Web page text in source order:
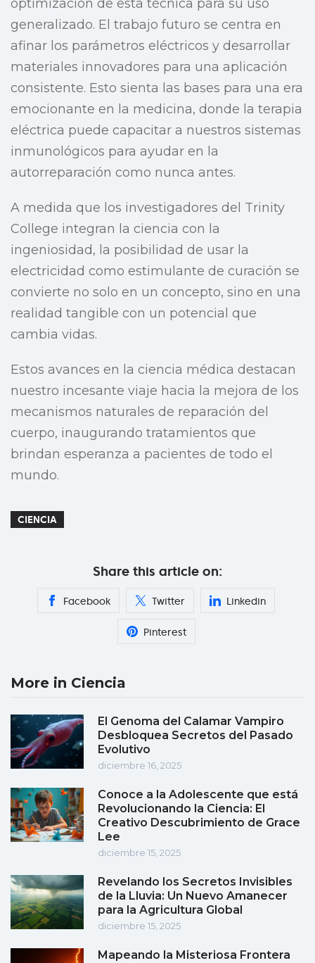
optimización de esta técnica para su uso
generalizado. El trabajo futuro se centra en
afinar los parámetros eléctricos y desarrollar
materiales innovadores para una aplicación
consistente. Esto sienta las bases para una era
emocionante en la medicina, donde la terapia
eléctrica puede capacitar a nuestros sistemas
inmunológicos para ayudar en la
autorreparación como nunca antes.
A medida que los investigadores del Trinity
College integran la ciencia con la
ingeniosidad, la posibilidad de usar la
electricidad como estimulante de curación se
convierte no solo en un concepto, sino en una
realidad tangible con un potencial que
cambia vidas.
Estos avances en la ciencia médica destacan
nuestro incesante viaje hacia la mejora de los
mecanismos naturales de reparación del
cuerpo, inaugurando tratamientos que
brindan esperanza a pacientes de todo el
mundo.
CIENCIA
Share this article on:
Facebook Twitter Linkedin
Pinterest
More in Ciencia
El Genoma del Calamar Vampiro
Desbloquea Secretos del Pasado
Evolutivo
diciembre 16, 2025
Conoce a la Adolescente que está
Revolucionando la Ciencia: El
Creativo Descubrimiento de Grace
Lee
diciembre 15, 2025
Revelando los Secretos Invisibles
de la Lluvia: Un Nuevo Amanecer
para la Agricultura Global
diciembre 15, 2025
Mapeando la Misteriosa Frontera